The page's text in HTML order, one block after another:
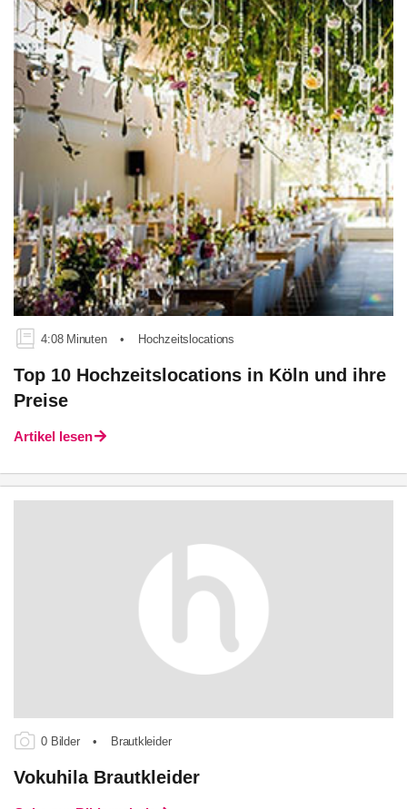
4:08 Minuten • Hochzeitslocations
Top 10 Hochzeitslocations in Köln und ihre
Preise
Artikel lesen
0 Bilder • Brautkleider
Vokuhila Brautkleider